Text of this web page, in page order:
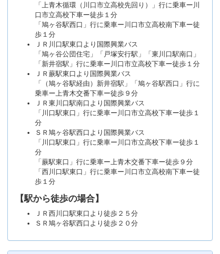
「上青木循環（川口市立高校先回り）」行に乗車ー川
口市立高校下車ー徒歩１分
「鳩ヶ谷駅西口」行に乗車ー川口市立高校南下車ー徒
歩１分
ＪＲ川口駅東口より国際興業バス
「鳩ヶ谷公団住宅」「戸塚安行駅」「東川口駅南口」
「新井宿駅」行に乗車ー川口市立高校下車ー徒歩１分
ＪＲ蕨駅東口より国際興業バス
「（鳩ヶ谷駅経由）新井宿駅」「鳩ヶ谷駅西口」行に
乗車ー上青木交番下車ー徒歩９分
ＪＲ東川口駅南口より国際興業バス
「川口駅東口」行に乗車ー川口市立高校下車ー徒歩１
分
ＳＲ鳩ヶ谷駅西口より国際興業バス
「川口駅東口」行に乗車ー川口市立高校下車ー徒歩１
分
「蕨駅東口」行に乗車ー上青木交番下車ー徒歩９分
「西川口駅東口」行に乗車ー川口市立高校南下車ー徒
歩１分
【駅から徒歩の場合】
ＪＲ西川口駅東口より徒歩２５分
ＳＲ鳩ヶ谷駅西口より徒歩２０分